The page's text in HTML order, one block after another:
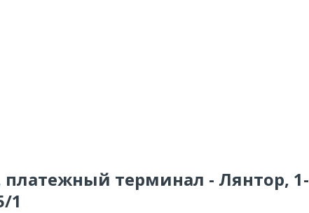
платежный терминал - Лянтор, 1-
1